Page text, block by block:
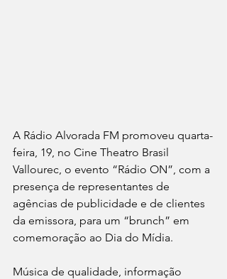
A Rádio Alvorada FM promoveu quarta-
feira, 19, no Cine Theatro Brasil
Vallourec, o evento “Rádio ON”, com a
presença de representantes de
agências de publicidade e de clientes
da emissora, para um “brunch” em
comemoração ao Dia do Mídia.
Música de qualidade, informação